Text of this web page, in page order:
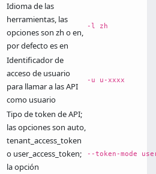
Idioma de las
herramientas, las
opciones son zh o en,
por defecto es en
-l zh
Identificador de
acceso de usuario
para llamar a las API
como usuario
-u u-xxxx
Tipo de token de API;
las opciones son auto,
tenant_access_token
o user_access_token;
la opción
--token-mode